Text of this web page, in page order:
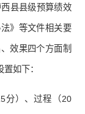
县县级预算绩效
》等文件相关要
效果四个方面制
如下：
分）、过程（20